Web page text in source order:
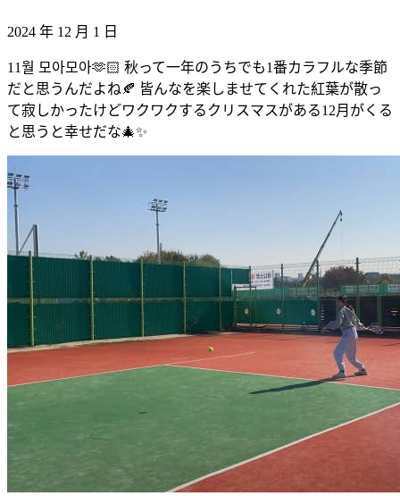
2024 年 12 月 1 日
11월 모아모아🫶🏻 秋って一年のうちでも1番カラフルな季節
だと思うんだよね🍂 皆んなを楽しませてくれた紅葉が散っ
て寂しかったけどワクワクするクリスマスがある12月がくる
と思うと幸せだな🎄✨